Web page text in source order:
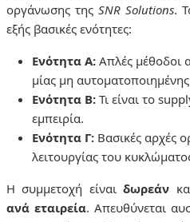
οργάνωσης της SNR Solutions.
εξής βασικές ενότητες:
Ενότητα Α: Απλές μέθοδοι
μίας μη
Ενότητα Β: Τι είναι το
εμπειρία.
Ενότητα Γ: Βασικές αρχές
λειτουργίας του
Η συμμετοχή είναιδωρεάν
ανά εταιρεία. Απευθύνεται